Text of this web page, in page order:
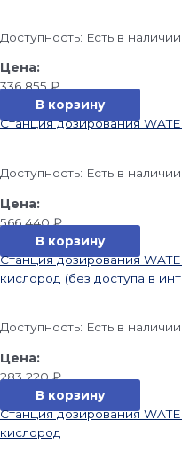
Доступность: Есть в
336 855₽
В корзину
Станция дозирования
Доступность: Есть в
566 440₽
В корзину
Станция дозирования
кислород (без доступа в
Доступность: Есть в
283 220₽
В корзину
Станция дозирования
кислород